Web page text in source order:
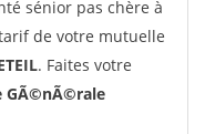
sénior pas chère à
de votre mutuelle
. Faites votre
GÃ©nÃ©rale